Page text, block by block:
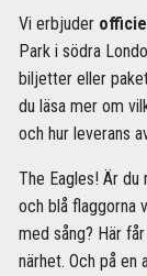
Vi erbjuder
Park i södra
biljetter eller
du läsa mer om
och hur leverans
The Eagles! Är
och blå flaggorna
med sång? Här
närhet. Och på en